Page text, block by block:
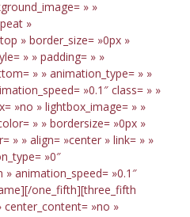
» »
»
» border_size= »0px »
» » padding= » »
» » animation_type= » »
»0.1″ class= » »
»no » lightbox_image= » »
» » bordersize= »0px »
» » align= »center » link= » »
»0″
animation_speed= »0.1″
one_fifth][three_fifth
center_content= »no »